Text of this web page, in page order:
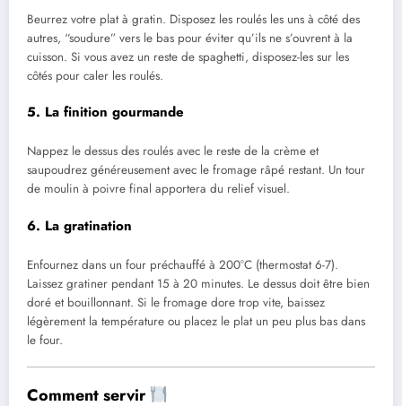
Beurrez votre plat à gratin. Disposez les roulés les uns à côté des
autres, “soudure” vers le bas pour éviter qu’ils ne s’ouvrent à la
cuisson. Si vous avez un reste de spaghetti, disposez-les sur les
côtés pour caler les roulés.
5. La finition gourmande
Nappez le dessus des roulés avec le reste de la crème et
saupoudrez généreusement avec le fromage râpé restant. Un tour
de moulin à poivre final apportera du relief visuel.
6. La gratination
Enfournez dans un four préchauffé à 200°C (thermostat 6-7).
Laissez gratiner pendant 15 à 20 minutes. Le dessus doit être bien
doré et bouillonnant. Si le fromage dore trop vite, baissez
légèrement la température ou placez le plat un peu plus bas dans
le four.
Comment servir